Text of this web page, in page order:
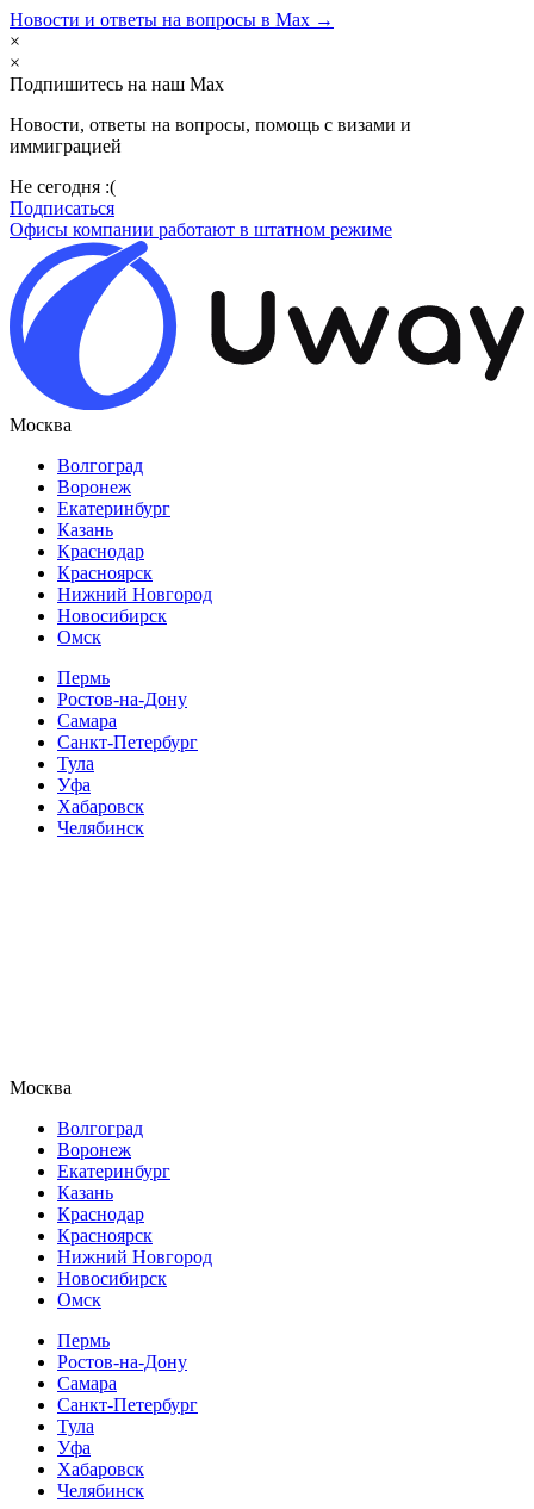
Новости и ответы на вопросы в Max →
×
×
Подпишитесь на наш Max
Новости, ответы на вопросы, помощь с визами и
иммиграцией
Не сегодня :(
Подписаться
Офисы компании работают в штатном режиме
Москва
Волгоград
Воронеж
Екатеринбург
Казань
Краснодар
Красноярск
Нижний Новгород
Новосибирск
Омск
Пермь
Ростов-на-Дону
Самара
Санкт-Петербург
Тула
Уфа
Хабаровск
Челябинск
Москва
Волгоград
Воронеж
Екатеринбург
Казань
Краснодар
Красноярск
Нижний Новгород
Новосибирск
Омск
Пермь
Ростов-на-Дону
Самара
Санкт-Петербург
Тула
Уфа
Хабаровск
Челябинск